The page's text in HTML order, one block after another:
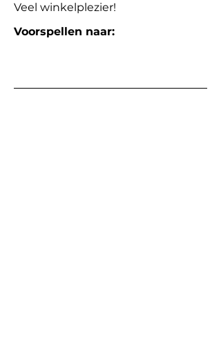
Veel winkelplezier!
Voorspellen naar: